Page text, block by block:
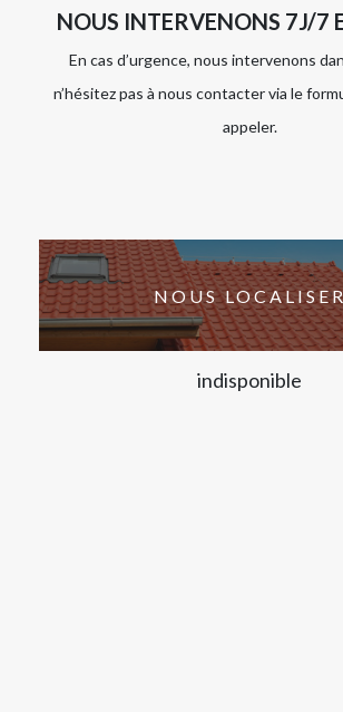
NOUS INTERVENONS 7J/7
En cas d’urgence, nous intervenons
n’hésitez pas à nous contacter via le
appeler.
NOUS
indisponible